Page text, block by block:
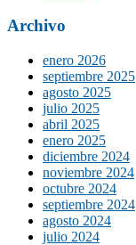
Archivo
enero 2026
septiembre 2025
agosto 2025
julio 2025
abril 2025
enero 2025
diciembre 2024
noviembre 2024
octubre 2024
septiembre 2024
agosto 2024
julio 2024